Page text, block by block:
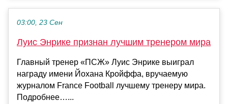
03:00, 23 Сен
Луис Энрике признан лучшим тренером мира
Главный тренер «ПСЖ» Луис Энрике выиграл
награду имени Йохана Кройффа, вручаемую
журналом France Football лучшему тренеру мира.
Подробнее…...